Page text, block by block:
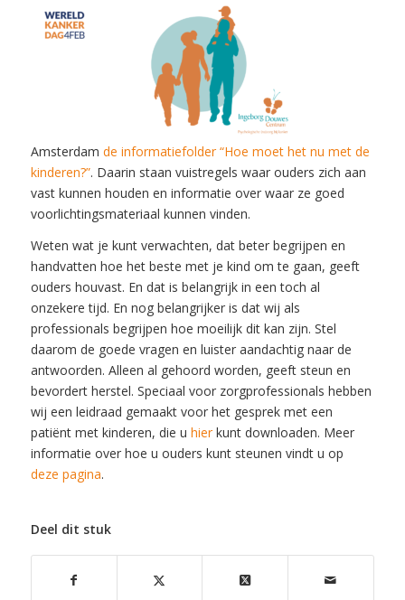
Amsterdam de informatiefolder “Hoe moet het nu met de
kinderen?”. Daarin staan vuistregels waar ouders zich aan
vast kunnen houden en informatie over waar ze goed
voorlichtingsmateriaal kunnen vinden.
Weten wat je kunt verwachten, dat beter begrijpen en
handvatten hoe het beste met je kind om te gaan, geeft
ouders houvast. En dat is belangrijk in een toch al
onzekere tijd. En nog belangrijker is dat wij als
professionals begrijpen hoe moeilijk dit kan zijn. Stel
daarom de goede vragen en luister aandachtig naar de
antwoorden. Alleen al gehoord worden, geeft steun en
bevordert herstel. Speciaal voor zorgprofessionals hebben
wij een leidraad gemaakt voor het gesprek met een
patiënt met kinderen, die u hierkunt downloaden. Meer
informatie over hoe u ouders kunt steunen vindt u op
deze pagina.
Deel dit stuk